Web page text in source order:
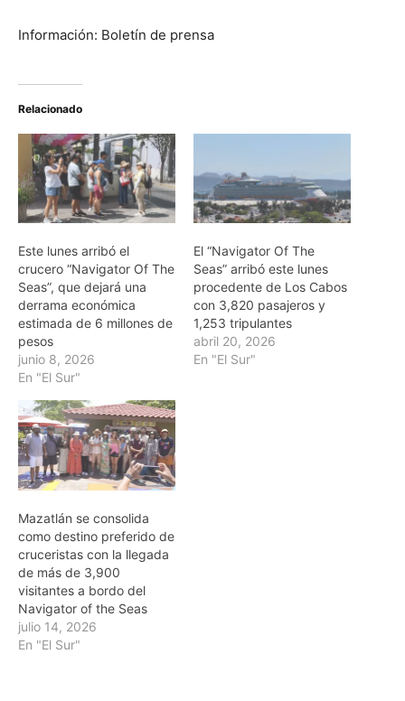
Información: Boletín de prensa
Relacionado
Este lunes arribó el
crucero “Navigator Of The
Seas”, que dejará una
derrama económica
estimada de 6 millones de
pesos
junio 8, 2026
En "El Sur"
El “Navigator Of The
Seas” arribó este lunes
procedente de Los Cabos
con 3,820 pasajeros y
1,253 tripulantes
abril 20, 2026
En "El Sur"
Mazatlán se consolida
como destino preferido de
cruceristas con la llegada
de más de 3,900
visitantes a bordo del
Navigator of the Seas
julio 14, 2026
En "El Sur"